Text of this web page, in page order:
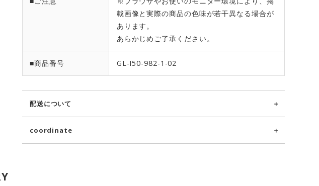
載画像と実際の商品の色味が若干異なる場合が
あります。
あらかじめご了承ください。
■商品番号 GL-I50-982-1-02
配送について
coordinate